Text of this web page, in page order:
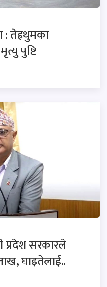
तेह्रथुमका
पुष्टि
प्रदेश सरकारले
घाइतेलाई..